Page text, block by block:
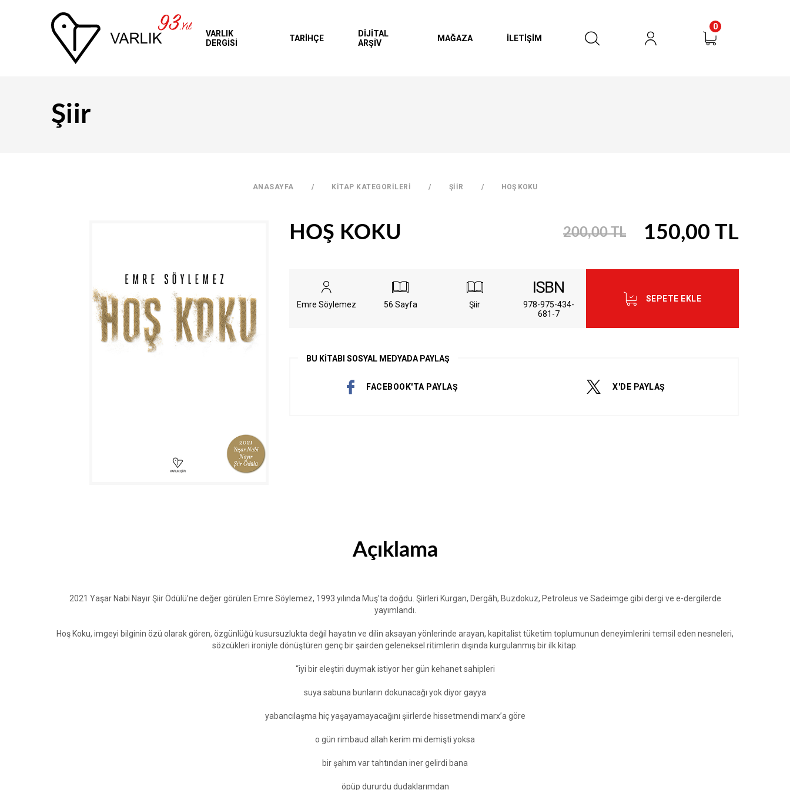
VARLIK
DERGİSİ
TARİHÇE
DİJİTAL
ARŞİV
MAĞAZA İLETİŞİM
0
Şiir
ANASAYFA KİTAP KATEGORİLERİ ŞİİR HOŞ KOKU
HOŞ KOKU 200,00 TL 150,00 TL
Emre Söylemez 56 Sayfa Şiir
978-975-434-
681-7
SEPETE EKLE
BU KİTABI SOSYAL MEDYADA PAYLAŞ
FACEBOOK'TA PAYLAŞ X'DE PAYLAŞ
Açıklama
2021 Yaşar Nabi Nayır Şiir Ödülü’ne değer görülen Emre Söylemez, 1993 yılında Muş’ta doğdu. Şiirleri Kurgan, Dergâh, Buzdokuz, Petroleus ve Sadeimge gibi dergi ve e-dergilerde
yayımlandı.
Hoş Koku, imgeyi bilginin özü olarak gören, özgünlüğü kusursuzlukta değil hayatın ve dilin aksayan yönlerinde arayan, kapitalist tüketim toplumunun deneyimlerini temsil eden nesneleri,
sözcükleri ironiyle dönüştüren genç bir şairden geleneksel ritimlerin dışında kurgulanmış bir ilk kitap.
“iyi bir eleştiri duymak istiyor her gün kehanet sahipleri
suya sabuna bunların dokunacağı yok diyor gayya
yabancılaşma hiç yaşayamayacağını şiirlerde hissetmendi marx’a göre
o gün rimbaud allah kerim mi demişti yoksa
bir şahım var tahtından iner gelirdi bana
öpüp dururdu dudaklarımdan